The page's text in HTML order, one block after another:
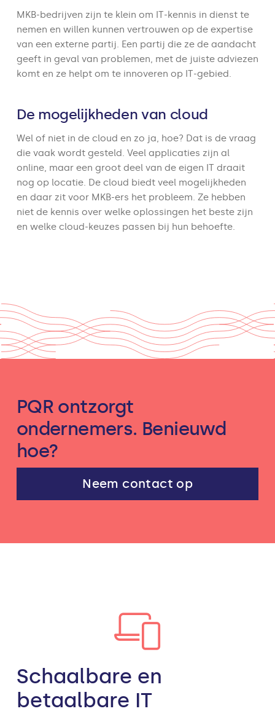
MKB-bedrijven zijn te klein om IT-kennis in dienst te
nemen en willen kunnen vertrouwen op de expertise
van een externe partij. Een partij die ze de aandacht
geeft in geval van problemen, met de juiste adviezen
komt en ze helpt om te innoveren op IT-gebied.
De mogelijkheden van cloud
Wel of niet in de cloud en zo ja, hoe? Dat is de vraag
die vaak wordt gesteld. Veel applicaties zijn al
online, maar een groot deel van de eigen IT draait
nog op locatie. De cloud biedt veel mogelijkheden
en daar zit voor MKB-ers het probleem. Ze hebben
niet de kennis over welke oplossingen het beste zijn
en welke cloud-keuzes passen bij hun behoefte.
PQR ontzorgt
ondernemers. Benieuwd
hoe?
Neem contact op
Schaalbare en
betaalbare IT